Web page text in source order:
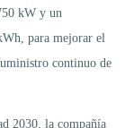
kW y un
para mejorar el
continuo de
2030, la compañía